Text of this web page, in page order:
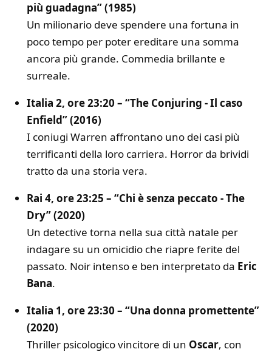
più guadagna” (1985)
Un milionario deve spendere una fortuna in
poco tempo per poter ereditare una somma
ancora più grande. Commedia brillante e
surreale.
Italia 2, ore 23:20 – “The Conjuring - Il caso
Enfield” (2016)
I coniugi Warren affrontano uno dei casi più
terrificanti della loro carriera. Horror da brividi
tratto da una storia vera.
Rai 4, ore 23:25 – “Chi è senza peccato - The
Dry” (2020)
Un detective torna nella sua città natale per
indagare su un omicidio che riapre ferite del
passato. Noir intenso e ben interpretato da Eric
Bana.
Italia 1, ore 23:30 – “Una donna promettente”
(2020)
Thriller psicologico vincitore di un Oscar, con